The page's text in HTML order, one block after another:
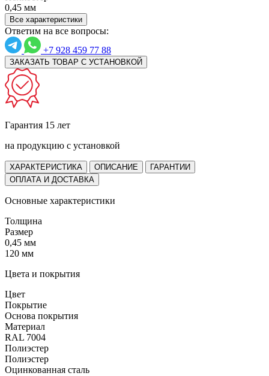
0,45 мм
Все характеристики
Ответим на все вопросы:
+7 928 459 77 88
ЗАКАЗАТЬ ТОВАР С УСТАНОВКОЙ
Гарантия 15 лет
на продукцию с установкой
ХАРАКТЕРИСТИКА ОПИСАНИЕ
ГАРАНТИИ
ОПЛАТА И ДОСТАВКА
Основные характеристики
Толщина
Размер
0,45 мм
120 мм
Цвета и покрытия
Цвет
Покрытие
Основа покрытия
Материал
RAL 7004
Полиэстер
Полиэстер
Оцинкованная сталь